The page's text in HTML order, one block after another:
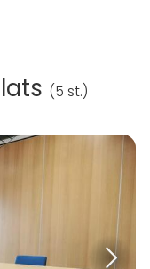
(5 st.)